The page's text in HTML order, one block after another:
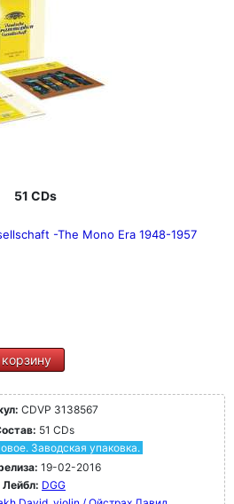
51 CDs
-The Mono Era 1948-1957
CDVP 3138567
51 CDs
Заводская упаковка.
19-02-2016
Лейбл: DGG